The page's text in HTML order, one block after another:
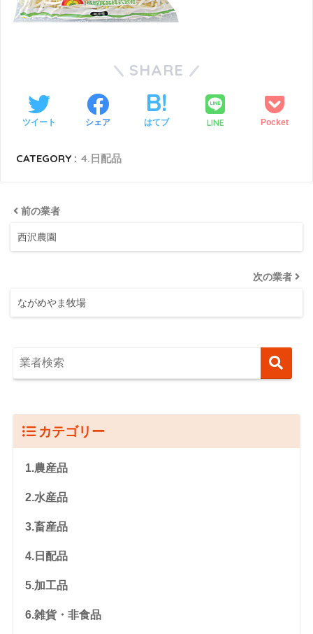
SHARE
ツイート シェア はてブ LINE Pocket
CATEGORY : 4.日配品
前の業者
西沢農園
次の業者
ながめやま牧場
カテゴリー
1.農産品
2.水産品
3.畜産品
4.日配品
5.加工品
6.雑貨・非食品